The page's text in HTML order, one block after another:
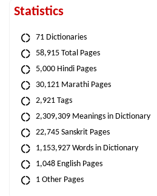
Statistics
71 Dictionaries
58,915 Total Pages
5,000 Hindi Pages
30,121 Marathi Pages
2,921 Tags
2,309,309 Meanings in Dictionary
22,745 Sanskrit Pages
1,153,927 Words in Dictionary
1,048 English Pages
1 Other Pages